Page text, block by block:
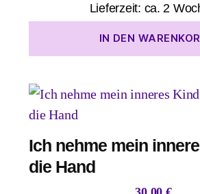
Lieferzeit: ca. 2
IN DEN
Ich nehme mein
die Hand